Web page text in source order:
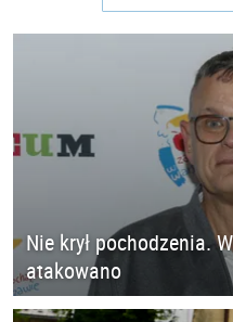
Nie krył pochodzenia.
atakowano